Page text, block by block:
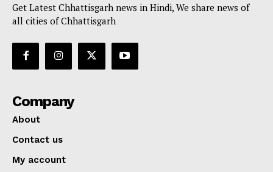
Get Latest Chhattisgarh news in Hindi, We share news of
all cities of Chhattisgarh
Company
About
Contact us
My account